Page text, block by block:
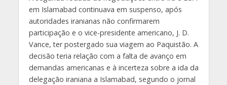
em Islamabad continuava em suspenso, após
autoridades iranianas não confirmarem
participação e o vice-presidente americano, J. D.
Vance, ter postergado sua viagem ao Paquistão. A
decisão teria relação com a falta de avanço em
demandas americanas e à incerteza sobre a ida da
delegação iraniana a Islamabad, segundo o jornal